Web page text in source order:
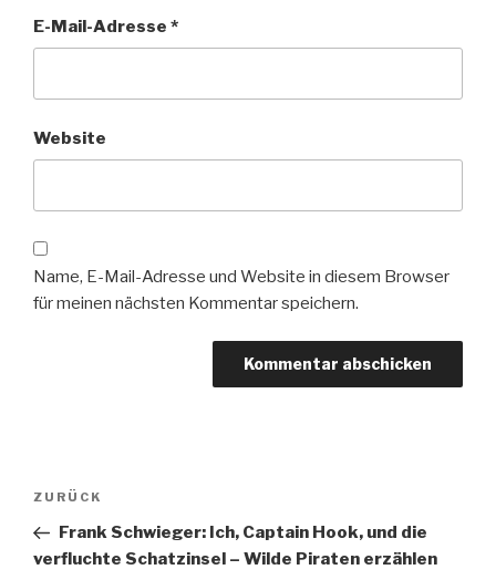
E-Mail-Adresse *
Website
Name, E-Mail-Adresse und Website in diesem Browser
für meinen nächsten Kommentar speichern.
Beitragsnavigation
Vorheriger
Beitrag
ZURÜCK
Frank Schwieger: Ich, Captain Hook, und die
verfluchte Schatzinsel – Wilde Piraten erzählen